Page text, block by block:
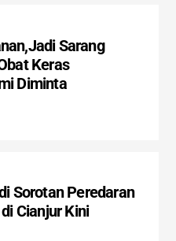
Sarang
Keras
Diminta
Sorotan Peredaran
Cianjur Kini